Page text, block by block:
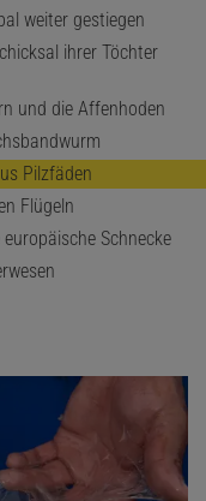
weiter gestiegen
ihrer Töchter
und die Affenhoden
Pilzfäden
Flügeln
Schnecke